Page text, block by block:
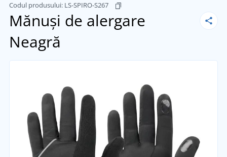
Codul produsului: LS-SPIRO-S267
Mănuși de alergare
Neagră